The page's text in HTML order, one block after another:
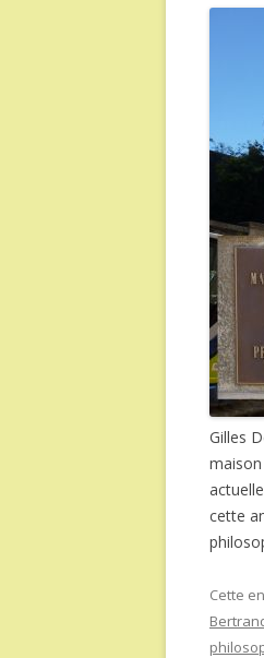
Gilles
cette
Cette